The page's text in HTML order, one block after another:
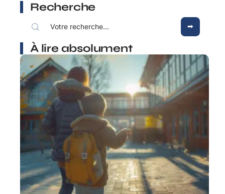
Recherche
À lire absolument